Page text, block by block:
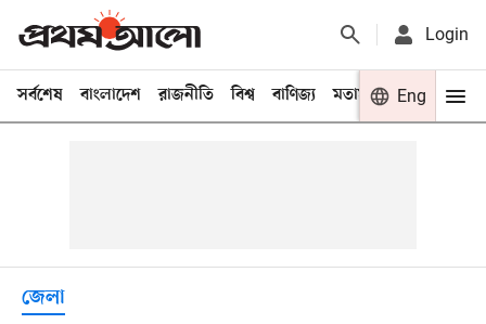
Login
সর্বশেষ বাংলাদেশ রাজনীতি বিশ্ব বাণিজ্য মতামত খেলা
Eng
জেলা